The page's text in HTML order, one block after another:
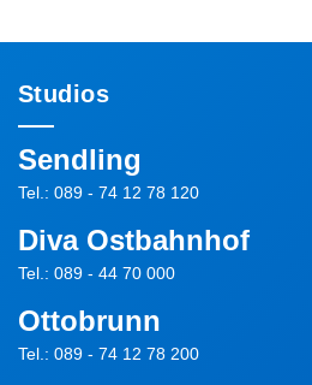
Studios
Sendling
Tel.: 089 - 74 12 78 120
Diva Ostbahnhof
Tel.: 089 - 44 70 000
Ottobrunn
Tel.: 089 - 74 12 78 200